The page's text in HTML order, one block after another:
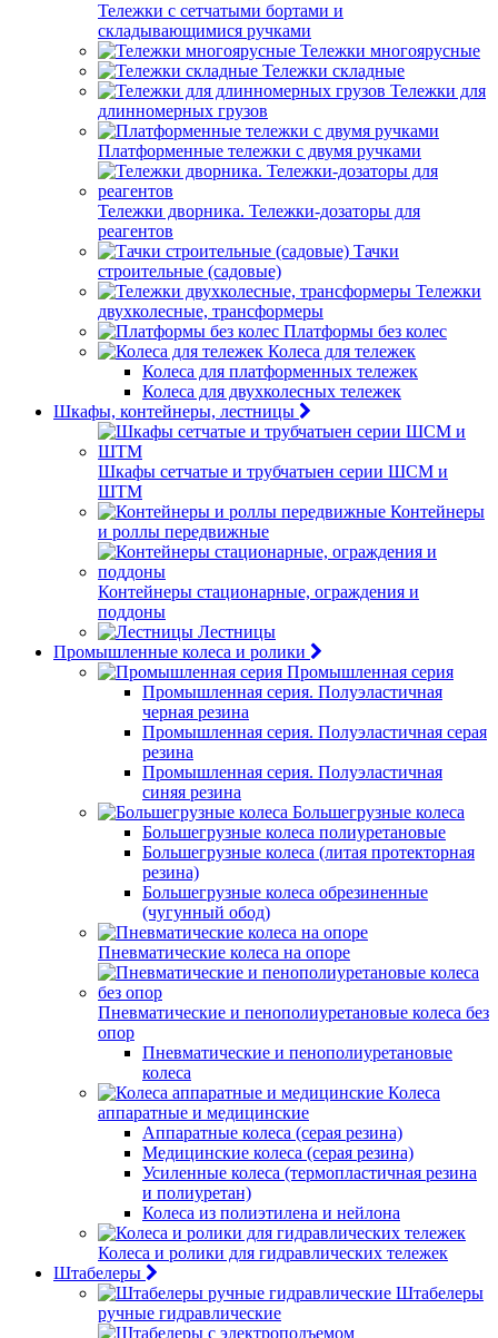
Тележки с сетчатыми бортами и
складывающимися ручками
Тележки многоярусные
Тележки складные
Тележки для
длинномерных грузов
Платформенные тележки с двумя ручками
Тележки дворника. Тележки-дозаторы для
реагентов
Тачки
строительные (садовые)
Тележки
двухколесные, трансформеры
Платформы без колес
Колеса для тележек
Колеса для платформенных тележек
Колеса для двухколесных тележек
Шкафы, контейнеры, лестницы
Шкафы сетчатые и трубчатыен серии ШСМ и
ШТМ
Контейнеры
и роллы передвижные
Контейнеры стационарные, ограждения и
поддоны
Лестницы
Промышленные колеса и ролики
Промышленная серия
Промышленная серия. Полуэластичная
черная резина
Промышленная серия. Полуэластичная серая
резина
Промышленная серия. Полуэластичная
синяя резина
Большегрузные колеса
Большегрузные колеса полиуретановые
Большегрузные колеса (литая протекторная
резина)
Большегрузные колеса обрезиненные
(чугунный обод)
Пневматические колеса на опоре
Пневматические и пенополиуретановые колеса без
опор
Пневматические и пенополиуретановые
колеса
Колеса
аппаратные и медицинские
Аппаратные колеса (серая резина)
Медицинские колеса (серая резина)
Усиленные колеса (термопластичная резина
и полиуретан)
Колеса из полиэтилена и нейлона
Колеса и ролики для гидравлических тележек
Штабелеры
Штабелеры
ручные гидравлические